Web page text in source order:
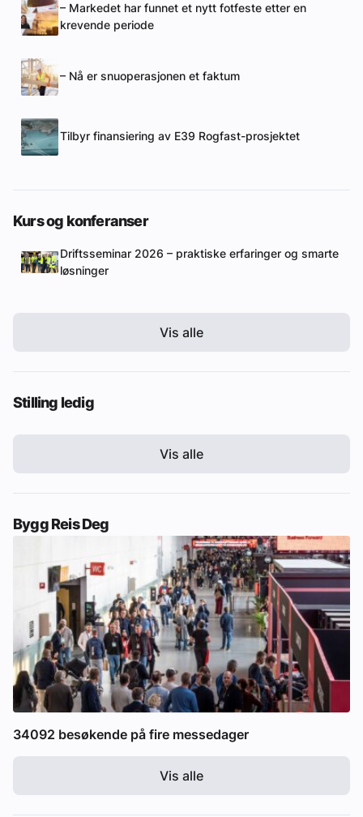
– Markedet har funnet et nytt fotfeste etter en
krevende periode
– Nå er snuoperasjonen et faktum
Tilbyr finansiering av E39 Rogfast-prosjektet
Kurs og konferanser
Driftsseminar 2026 – praktiske erfaringer og smarte
løsninger
Vis alle
Stilling ledig
Vis alle
Bygg Reis Deg
34092 besøkende på fire messedager
Vis alle